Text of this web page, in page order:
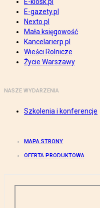
E-gazety.pl
Nexto.pl
Mała księgowość
Kancelarierp.pl
Wieści Rolnicze
Życie Warszawy
NASZE WYDARZENIA
Szkolenia i konferencje
MAPA STRONY
OFERTA PRODUKTOWA